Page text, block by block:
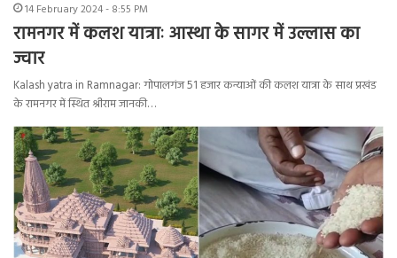
14 February 2024 - 8:55 PM
रामनगर में कलश यात्राः आस्था के सागर में उल्लास का
ज्वार
Kalash yatra in Ramnagar: गोपालगंज 51 हजार कन्याओं की कलश यात्रा के साथ प्रखंड
के रामनगर में स्थित श्रीराम जानकी…